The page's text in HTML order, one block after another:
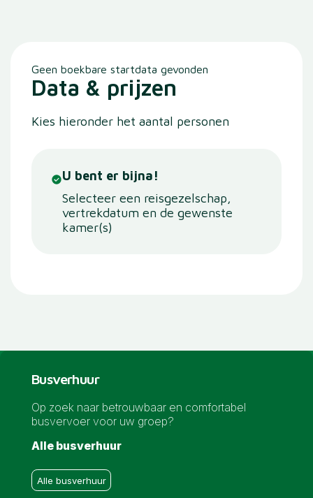
Geen boekbare startdata gevonden
Data & prijzen
Kies hieronder het aantal personen
U bent er bijna!
Selecteer een reisgezelschap,
vertrekdatum en de gewenste
kamer(s)
Busverhuur
Op zoek naar betrouwbaar en comfortabel
busvervoer voor uw groep?
Alle busverhuur
Alle busverhuur